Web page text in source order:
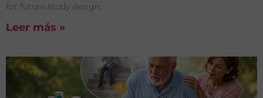
for future study design.
Leer más »